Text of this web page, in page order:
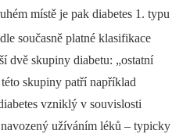
místě je pak diabetes 1. typu
současně platné klasifikace
dvě skupiny diabetu: „ostatní
skupiny patří například
vzniklý v souvislosti
užíváním léků –⁠ typicky